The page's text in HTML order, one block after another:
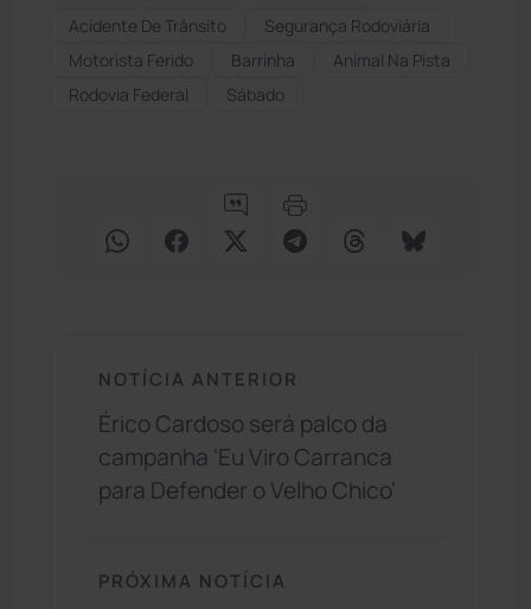
Acidente De Trânsito
Segurança Rodoviária
Motorista Ferido
Barrinha
Animal Na Pista
Rodovia Federal
Sábado
NOTÍCIA ANTERIOR
Érico Cardoso será palco da
campanha 'Eu Viro Carranca
para Defender o Velho Chico'
PRÓXIMA NOTÍCIA